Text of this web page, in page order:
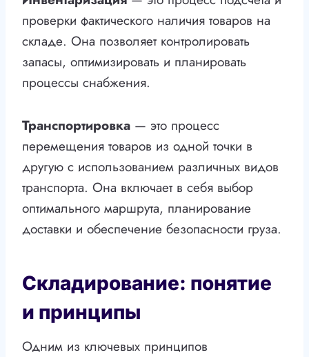
проверки фактического наличия товаров на
складе. Она позволяет контролировать
запасы, оптимизировать и планировать
процессы снабжения.
Транспортировка — это процесс
перемещения товаров из одной точки в
другую с использованием различных видов
транспорта. Она включает в себя выбор
оптимального маршрута, планирование
доставки и обеспечение безопасности груза.
Складирование: понятие
и принципы
Одним из ключевых принципов